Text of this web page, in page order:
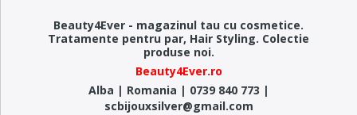
Beauty4Ever - magazinul tau cu cosmetice.
Tratamente pentru par, Hair Styling. Colectie
produse noi.
Beauty4Ever.ro
Alba | Romania | 0739 840 773 |
scbijouxsilver@gmail.com